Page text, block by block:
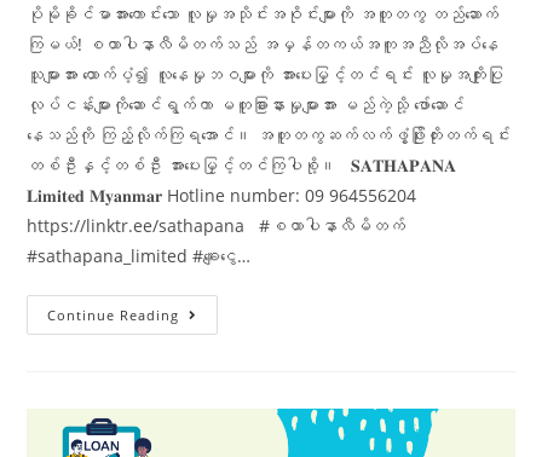
ပိုမိုခိုင်မာအားကောင်းသော လူမှုအသိုင်းအဝိုင်းများကို အတူတကွ တည်ဆောက်
ကြမယ်! စထာပါနာလီမိတက်သည် အမှန်တကယ်အကူအညီလိုအပ်နေ
သူများအား ထောက်ပံ့၍ လူနေမှုဘဝများကို အားပေးမြှင့်တင်ရင်း လူမှုအကျိုးပြု
လုပ်ငန်းများကိုဆောင်ရွက်ကာ မတူခြားနားမှုများအား မည်ကဲ့သို့ ဖော်ဆောင်
နေသည်ကို ကြည့်လိုက်ကြရအောင်။ အတူတကွဆက်လက်ဖွံ့ဖြိုးတိုးတက်ရင်း
တစ်ဦးနှင့်တစ်ဦး အားပေးမြှင့်တင်ကြပါစို့။ 𝐒𝐀𝐓𝐇𝐀𝐏𝐀𝐍𝐀
𝐋𝐢𝐦𝐢𝐭𝐞𝐝 𝐌𝐲𝐚𝐧𝐦𝐚𝐫 Hotline number: 09 964556204
https://linktr.ee/sathapana #စထာပါနာလီမိတက်
#sathapana_limited #ချေးငွေ…
Continue Reading